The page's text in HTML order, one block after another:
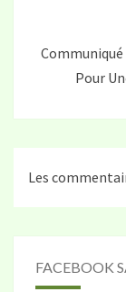
Pour
Les
FACEBOOK